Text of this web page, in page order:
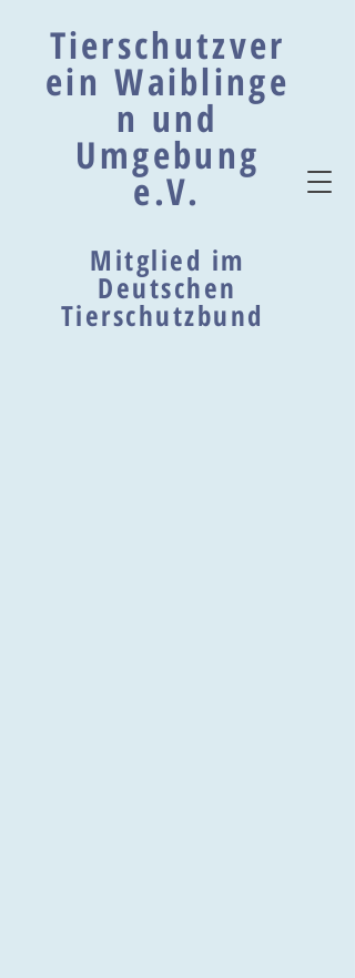
Tierschutzver
ein Waiblinge
n und
Umgebung
e.V.
Mitglied im
Deutschen
Tierschutzbund